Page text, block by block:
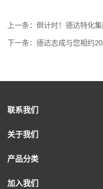
上一条：倒计时！德达特化
下一条：德达志成与您相约
联系我们
关于我们
产品分类
加入我们